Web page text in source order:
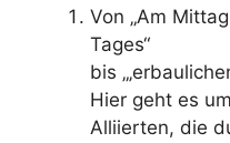
Von „Am
Tages“
bis
Hier geht es
Alliierten, die